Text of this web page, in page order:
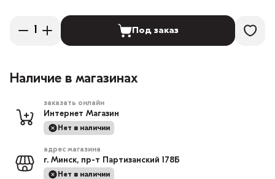
Под заказ
Наличие в магазинах
заказать онлайн
Интернет Магазин
Нет в наличии
адрес магазина
г. Минск, пр-т Партизанский 178Б
Нет в наличии